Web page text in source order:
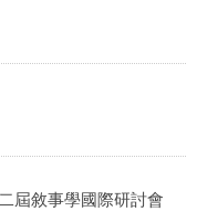
屆敘事學國際研討會